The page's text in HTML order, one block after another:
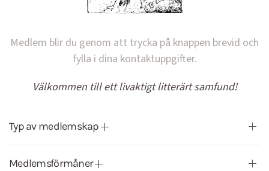
Medlem blir du genom att trycka på knappen brevid och
fylla i dina kontaktuppgifter.
Välkommen till ett livaktigt litterärt samfund!
Typ av medlemskap
Medlemsförmåner